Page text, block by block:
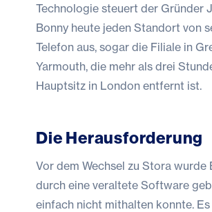
Technologie steuert der Gründer
Bonny heute jeden Standort von
Telefon aus, sogar die Filiale in
Yarmouth, die mehr als drei
Hauptsitz in London entfernt ist.
Die Herausforderung
Vor dem Wechsel zu Stora wurde
durch eine veraltete Software
einfach nicht mithalten konnte.